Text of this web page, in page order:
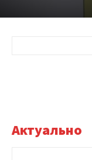
Актуально